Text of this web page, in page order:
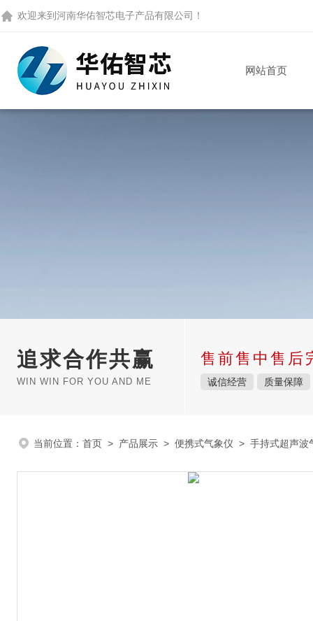
欢迎来到 河南华佑智芯电子产品有限公司 ！
网站首页
追求合作共赢
WIN WIN FOR YOU AND ME
售前售中售后
诚信经营 质量保障
当前位置： 首页 > 产品展示 > 便携式气象仪 > 手持式超声波